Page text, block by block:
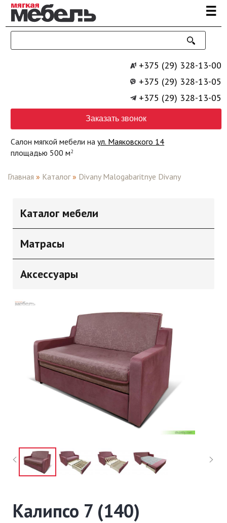
Перейти к основному содержанию ☰
+375 (29) 328-13-00
+375 (29) 328-13-05
+375 (29) 328-13-05
Заказать звонок
Салон мягкой мебели наул. Маяковского 14
площадью 500 м2
Главная » Каталог » Divany Malogabaritnye Divany
Каталог мебели
Матрасы
Аксессуары
Калипсо 7 (140)